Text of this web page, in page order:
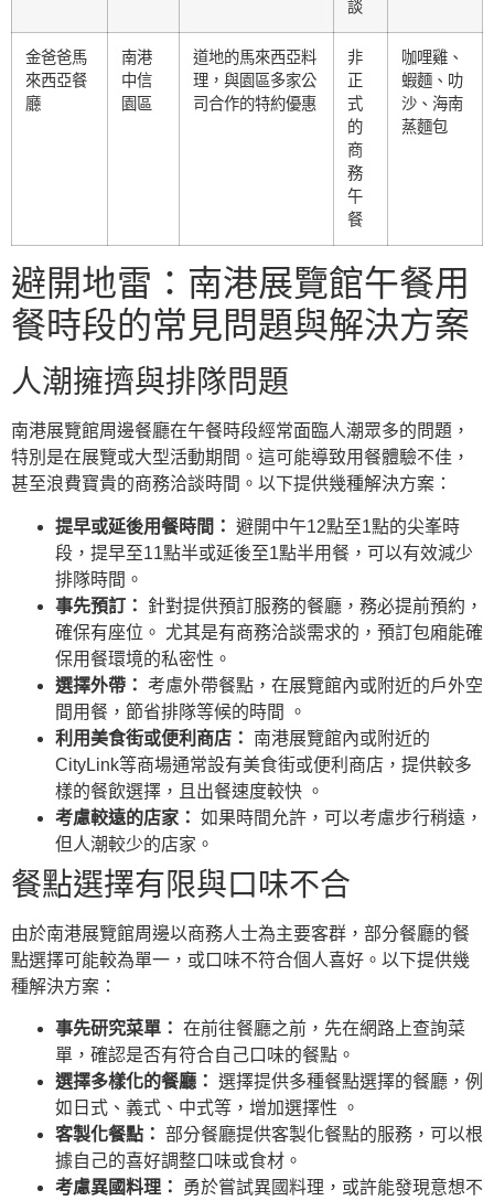
談
金爸爸馬
來西亞餐
廳
南港
中信
園區
道地的馬來西亞料
理，與園區多家公
司合作的特約優惠
非
正
式
的
商
務
午
餐
咖哩雞、
蝦麵、叻
沙、海南
蒸麵包
避開地雷：南港展覽館午餐用
餐時段的常見問題與解決方案
人潮擁擠與排隊問題
南港展覽館周邊餐廳在午餐時段經常面臨人潮眾多的問題，
特別是在展覽或大型活動期間。這可能導致用餐體驗不佳，
甚至浪費寶貴的商務洽談時間。以下提供幾種解決方案：
提早或延後用餐時間： 避開中午12點至1點的尖峯時
段，提早至11點半或延後至1點半用餐，可以有效減少
排隊時間。
事先預訂：
針對提供預訂服務的餐廳，務必提前預約，
確保有座位。 尤其是有商務洽談需求的，預訂包廂能確
保用餐環境的私密性。
選擇外帶： 考慮外帶餐點，在展覽館內或附近的戶外空
間用餐，節省排隊等候的時間 。
利用美食街或便利商店：
南港展覽館內或附近的
CityLink等商場通常設有美食街或便利商店，提供較多
樣的餐飲選擇，且出餐速度較快 。
考慮較遠的店家： 如果時間允許，可以考慮步行稍遠，
但人潮較少的店家。
餐點選擇有限與口味不合
由於南港展覽館周邊以商務人士為主要客群，部分餐廳的餐
點選擇可能較為單一，或口味不符合個人喜好。以下提供幾
種解決方案：
事先研究菜單： 在前往餐廳之前，先在網路上查詢菜
單，確認是否有符合自己口味的餐點。
選擇多樣化的餐廳： 選擇提供多種餐點選擇的餐廳，例
如日式、義式、中式等，增加選擇性 。
客製化餐點： 部分餐廳提供客製化餐點的服務，可以根
據自己的喜好調整口味或食材。
考慮異國料理：
勇於嘗試異國料理，或許能發現意想不